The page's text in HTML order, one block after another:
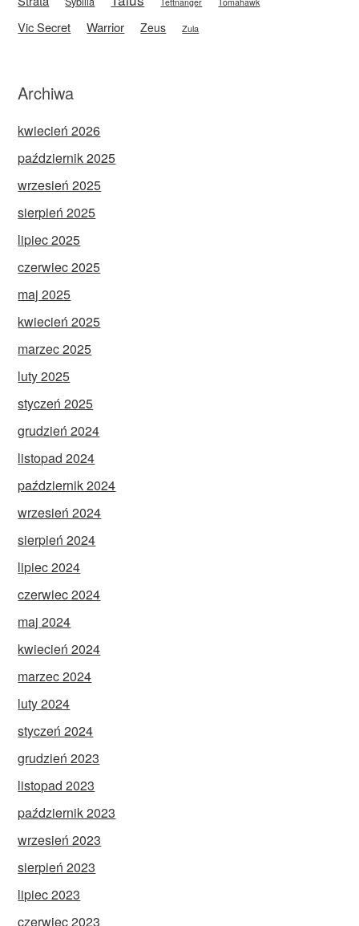
Vic Secret Warrior Zeus Zula
Archiwa
kwiecień 2026
październik 2025
wrzesień 2025
sierpień 2025
lipiec 2025
czerwiec 2025
maj 2025
kwiecień 2025
marzec 2025
luty 2025
styczeń 2025
grudzień 2024
listopad 2024
październik 2024
wrzesień 2024
sierpień 2024
lipiec 2024
czerwiec 2024
maj 2024
kwiecień 2024
marzec 2024
luty 2024
styczeń 2024
grudzień 2023
listopad 2023
październik 2023
wrzesień 2023
sierpień 2023
lipiec 2023
czerwiec 2023